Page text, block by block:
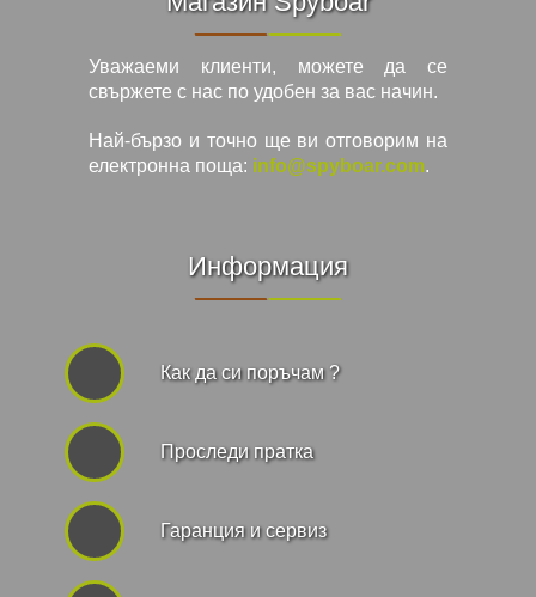
Уважаеми клиенти, можете да се
свържете с нас по удобен за вас начин.
Най-бързо и точно ще ви отговорим на
електронна поща: info@spyboar.com.
Информация
Как да си поръчам ?
Проследи пратка
Гаранция и сервиз